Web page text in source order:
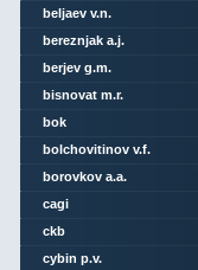
beljaev v.n.
bereznjak a.j.
berjev g.m.
bisnovat m.r.
bok
bolchovitinov v.f.
borovkov a.a.
cagi
ckb
cybin p.v.